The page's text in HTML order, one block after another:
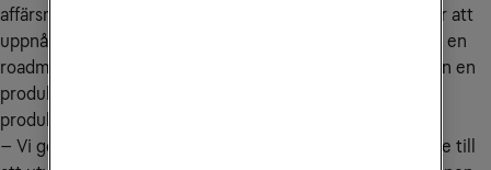
affärsresultat dokumenteras och bryts ner i aktiviteter för att
uppnå målen, som workshops, utbildningar eller att skapa en
roadmap. Vi kan även ta in konsulter eller kanske bjuder in en
produktchef som håller en presentation kring en specifik
produkt.
– Vi genomför kvartalsvisa möten med kunderna för att se till